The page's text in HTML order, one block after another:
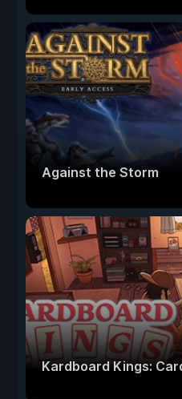
Against the Storm
Kardboard Kings: